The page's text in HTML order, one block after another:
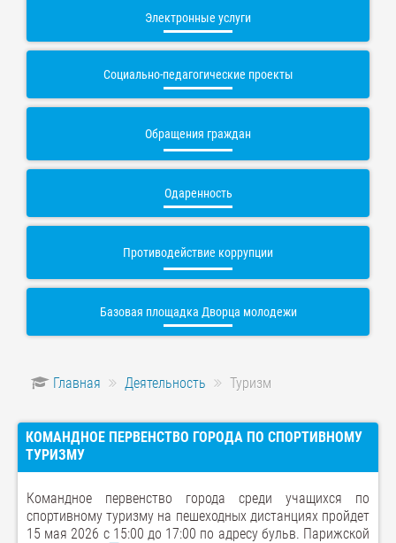
Электронные услуги
Социально-педагогические проекты
Обращения граждан
Одаренность
Противодействие коррупции
Базовая площадка Дворца молодежи
Главная Деятельность Туризм
КОМАНДНОЕ ПЕРВЕНСТВО ГОРОДА ПО СПОРТИВНОМУ
ТУРИЗМУ
Командное первенство города среди учащихся по
спортивному туризму на пешеходных дистанциях пройдет
15 мая 2026 с 15:00 до 17:00 по адреcу бульв. Парижской